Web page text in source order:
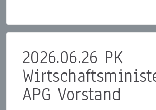
2026.06.26 PK
APG Vorstand